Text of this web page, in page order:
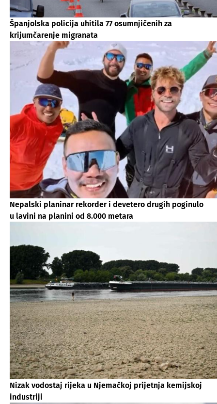
Španjolska policija uhitila 77 osumnjičenih za
krijumčarenje migranata
Nepalski planinar rekorder i devetero drugih poginulo
u lavini na planini od 8.000 metara
Nizak vodostaj rijeka u Njemačkoj prijetnja kemijskoj
industriji